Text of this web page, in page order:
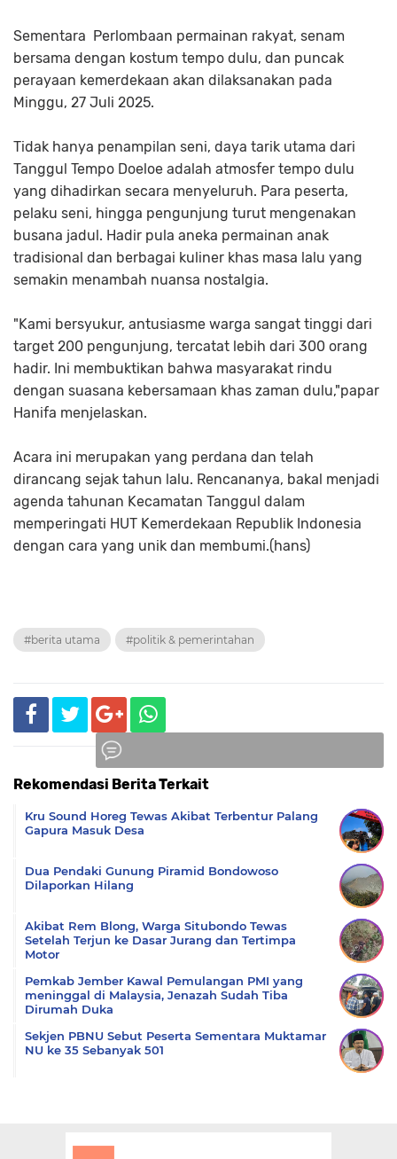
Sementara Perlombaan permainan rakyat, senam
bersama dengan kostum tempo dulu, dan puncak
perayaan kemerdekaan akan dilaksanakan pada
Minggu, 27 Juli 2025.
Tidak hanya penampilan seni, daya tarik utama dari
Tanggul Tempo Doeloe adalah atmosfer tempo dulu
yang dihadirkan secara menyeluruh. Para peserta,
pelaku seni, hingga pengunjung turut mengenakan
busana jadul. Hadir pula aneka permainan anak
tradisional dan berbagai kuliner khas masa lalu yang
semakin menambah nuansa nostalgia.
"Kami bersyukur, antusiasme warga sangat tinggi dari
target 200 pengunjung, tercatat lebih dari 300 orang
hadir. Ini membuktikan bahwa masyarakat rindu
dengan suasana kebersamaan khas zaman dulu,"papar
Hanifa menjelaskan.
Acara ini merupakan yang perdana dan telah
dirancang sejak tahun lalu. Rencananya, bakal menjadi
agenda tahunan Kecamatan Tanggul dalam
memperingati HUT Kemerdekaan Republik Indonesia
dengan cara yang unik dan membumi.(hans)
#berita utama #politik & pemerintahan
Rekomendasi Berita Terkait
Kru Sound Horeg Tewas Akibat Terbentur Palang
Gapura Masuk Desa
Dua Pendaki Gunung Piramid Bondowoso
Dilaporkan Hilang
Akibat Rem Blong, Warga Situbondo Tewas
Setelah Terjun ke Dasar Jurang dan Tertimpa
Motor
Pemkab Jember Kawal Pemulangan PMI yang
meninggal di Malaysia, Jenazah Sudah Tiba
Dirumah Duka
Sekjen PBNU Sebut Peserta Sementara Muktamar
NU ke 35 Sebanyak 501